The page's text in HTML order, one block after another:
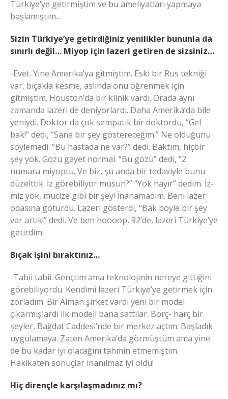
Türkiye’ye getirmiştim ve bu ameliyatları yapmaya
başlamıştım…
Sizin Türkiye’ye getirdiğiniz yenilikler bununla da
sınırlı değil… Miyop için lazeri getiren de sizsiniz…
-Evet. Yine Amerika’ya gitmiştim. Eski bir Rus tekniği
var, bıçakla kesme, aslında onu öğrenmek için
gitmiştim. Houston’da bir klinik vardı. Orada aynı
zamanda lazeri de deniyorlardı. Daha Amerika’da bile
yeniydi. Doktor da çok sempatik bir doktordu, “Gel
bak!” dedi, “Sana bir şey göstereceğim.” Ne olduğunu
söylemedi. “Bu hastada ne var?” dedi. Baktım, hiçbir
şey yok. Gözü gayet normal. “Bu gözü” dedi, “2
numara miyoptu. Ve biz, şu anda bir tedaviyle bunu
düzelttik. İz görebiliyor musun?” “Yok hayır” dedim. İz-
miz yok, mucize gibi bir şey! İnanamadım. Beni lazer
odasına götürdü. Lazeri gösterdi, “Bak böyle bir şey
var artık!” dedi. Ve ben hoooop, 92’de, lazeri Türkiye’ye
getirdim.
Bıçak işini bıraktınız…
-Tabii tabii. Gençtim ama teknolojinin nereye gittiğini
görebiliyordu. Kendimi lazeri Türkiye’ye getirmek için
zorladım. Bir Alman şirket vardı yeni bir model
çıkarmışlardı ilk modeli bana sattılar. Borç- harç bir
şeyler, Bağdat Caddesi’nde bir merkez açtım. Başladık
uygulamaya. Zaten Amerika’da görmüştüm ama yine
de bu kadar iyi olacağını tahmin etmemiştim.
Hakikaten sonuçlar inanılmaz iyi oldu!
Hiç dirençle karşılaşmadınız mı?